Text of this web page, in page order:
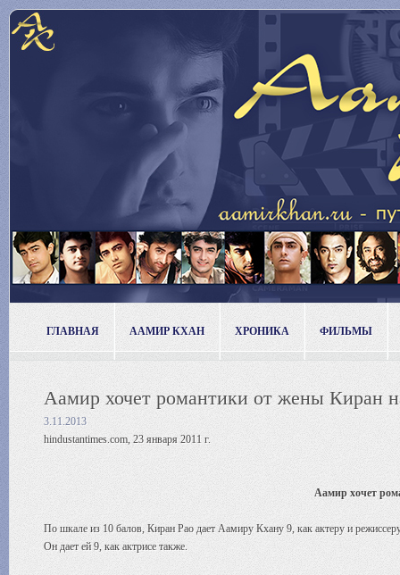
ГЛАВНАЯ ААМИР КХАН ХРОНИКА ФИЛЬМЫ
Аамир хочет романтики от жены Киран
3.11.2013
hindustantimes.com, 23 января 2011 г.
Аамир хочет
По шкале из 10 балов, Киран Рао дает Аамиру Кхану 9, как актеру и
Он дает ей 9, как актрисе также.